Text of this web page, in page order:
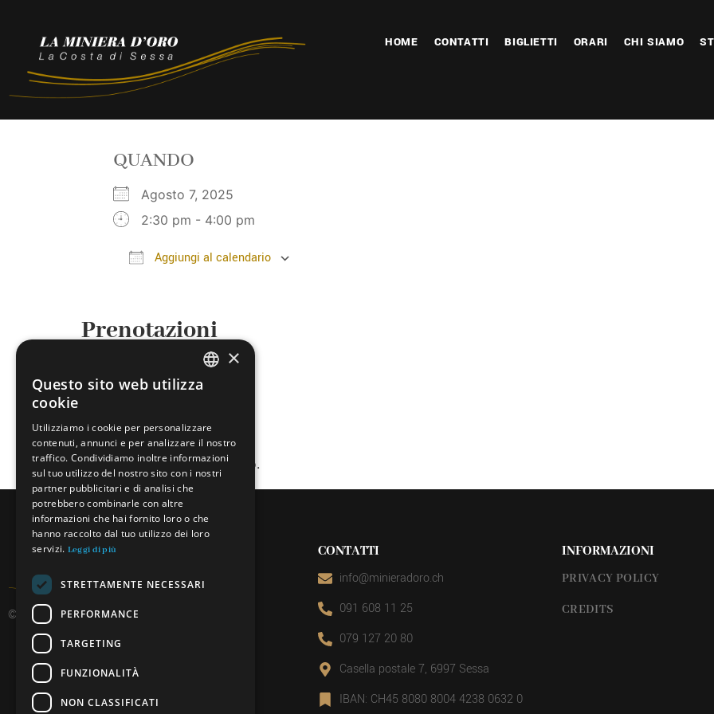
HOME CONTATTI BIGLIETTI ORARI CHI SIAMO
QUANDO
Agosto 7, 2025
2:30 pm - 4:00 pm
Aggiungi al calendario
Prenotazioni
Questo evento è al completo.
© 2026 Miniera d’oro di Sessa
CONTATTI
info@minieradoro.ch
091 608 11 25
079 127 20 80
Casella postale 7, 6997 Sessa
IBAN: CH45 8080 8004 4238 0632 0
INFORMAZIONI
PRIVACY POLICY
CREDITS
GERMAN
ENGLISH
×
Questo sito web utilizza
cookie
Utilizziamo i cookie per personalizzare
contenuti, annunci e per analizzare il nostro
traffico. Condividiamo inoltre informazioni
sul tuo utilizzo del nostro sito con i nostri
partner pubblicitari e di analisi che
potrebbero combinarle con altre
informazioni che hai fornito loro o che
hanno raccolto dal tuo utilizzo dei loro
servizi. Leggi di più
STRETTAMENTE NECESSARI
PERFORMANCE
TARGETING
FUNZIONALITÀ
NON CLASSIFICATI